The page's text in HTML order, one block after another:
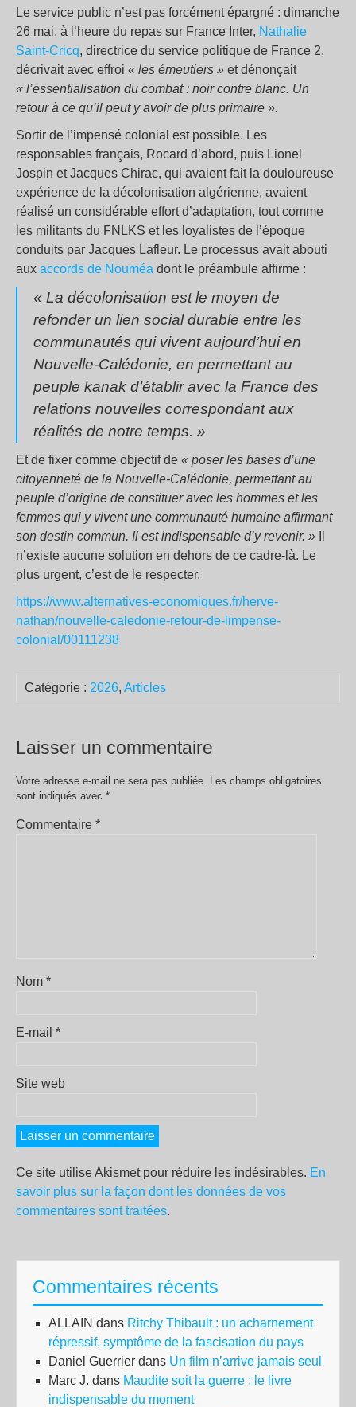
Le service public n’est pas forcément épargné : dimanche
26 mai, à l’heure du repas sur France Inter, Nathalie
Saint-Cricq, directrice du service politique de France 2,
décrivait avec effroi « les émeutiers » et dénonçait
« l’essentialisation du combat : noir contre blanc. Un
retour à ce qu’il peut y avoir de plus primaire ».
Sortir de l’impensé colonial est possible. Les
responsables français, Rocard d’abord, puis Lionel
Jospin et Jacques Chirac, qui avaient fait la douloureuse
expérience de la décolonisation algérienne, avaient
réalisé un considérable effort d’adaptation, tout comme
les militants du FNLKS et les loyalistes de l’époque
conduits par Jacques Lafleur. Le processus avait abouti
aux accords de Nouméa dont le préambule affirme :
« La décolonisation est le moyen de
refonder un lien social durable entre les
communautés qui vivent aujourd’hui en
Nouvelle-Calédonie, en permettant au
peuple kanak d’établir avec la France des
relations nouvelles correspondant aux
réalités de notre temps. »
Et de fixer comme objectif de « poser les bases d’une
citoyenneté de la Nouvelle-Calédonie, permettant au
peuple d’origine de constituer avec les hommes et les
femmes qui y vivent une communauté humaine affirmant
son destin commun. Il est indispensable d’y revenir. »
n’existe aucune solution en dehors de ce cadre-là. Le
plus urgent, c’est de le respecter.
https://www.alternatives-economiques.fr/herve-
nathan/nouvelle-caledonie-retour-de-limpense-
colonial/00111238
Catégorie : 2026, Articles
Laisser un commentaire
Votre adresse e-mail ne sera pas publiée. Les champs obligatoires
sont indiqués avec *
Commentaire *
Nom *
E-mail *
Site web
Ce site utilise Akismet pour réduire les indésirables. En
savoir plus sur la façon dont les données de vos
commentaires sont traitées.
Commentaires récents
ALLAIN dans Ritchy Thibault : un acharnement
répressif, symptôme de la fascisation du pays
Daniel Guerrier dans Un film n’arrive jamais seul
Marc J. dans Maudite soit la guerre : le livre
indispensable du moment